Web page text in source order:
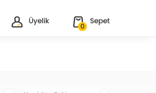
Üyelik
0
Sepet